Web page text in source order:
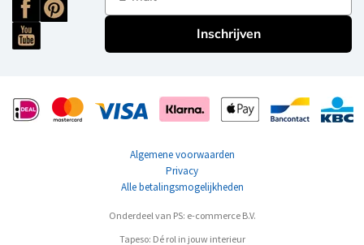
Inschrijven
Algemene voorwaarden
Privacy
Alle betalingsmogelijkheden
Onderdeel van PS: e-commerce B.V.
Tapeso: Dé rol in jouw interieur